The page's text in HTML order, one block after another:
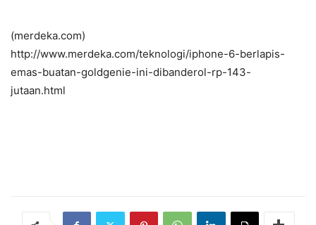
(merdeka.com)
http://www.merdeka.com/teknologi/iphone-6-berlapis-
emas-buatan-goldgenie-ini-dibanderol-rp-143-
jutaan.html